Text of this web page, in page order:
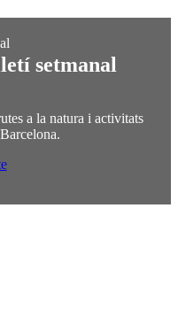
setmanal
a la natura i activitats